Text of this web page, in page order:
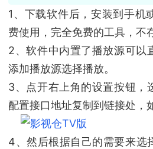
1、下载软件后，安装到手机
费使用，完全免费的工具，不
2、软件中内置了播放源可以
添加播放源选择播放。
3、点开右上角的设置按钮，
配置接口地址复制到链接处，
4、然后根据自己的需要来选